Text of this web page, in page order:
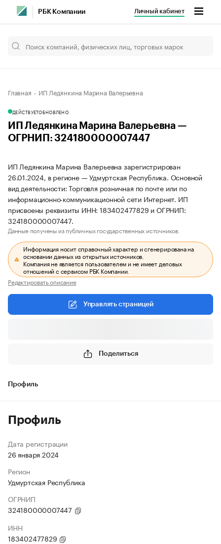
РБК Компании Личный кабинет
Главная ИП Ледянкина Марина Валерьевна
ДЕЙСТВУЕТОБНОВЛЕНО
ИП Ледянкина Марина Валерьевна —
ОГРНИП: 324180000007447
ИП Ледянкина Марина Валерьевна зарегистрирован
26.01.2024, в регионе — Удмуртская Республика. Основной
вид деятельности: Торговля розничная по почте или по
информационно-коммуникационной сети Интернет. ИП
присвоены реквизиты ИНН: 183402477829 и ОГРНИП:
324180000007447.
Данные получены из публичных государственных источников.
Информация носит справочный характер и сгенерирована на
основании данных из открытых источников.
Компания не является пользователем и не имеет деловых
отношений с сервисом РБК Компании.
Редактировать описание
Управлять страницей
Поделиться
Профиль
Профиль
Дата регистрации
26 января 2024
Регион
Удмуртская Республика
ОГРНИП
324180000007447
ИНН
183402477829